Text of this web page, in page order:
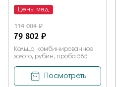
Цены мед
114 004 ₽
79 802 ₽
Кольцо, комбинированное
золото, рубин, проба 585
Посмотреть